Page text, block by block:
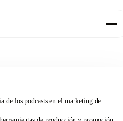
de los podcasts en el marketing de